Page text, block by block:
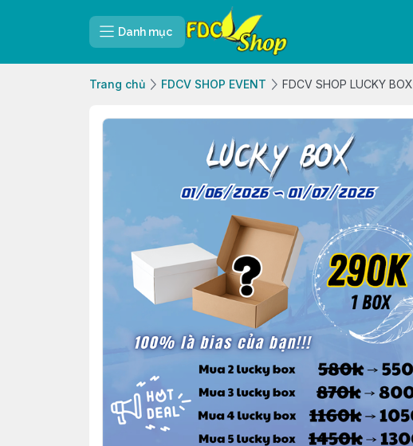
Danh mục
Trang chủ FDCV SHOP EVENT FDCV SHOP LUCKY BOX